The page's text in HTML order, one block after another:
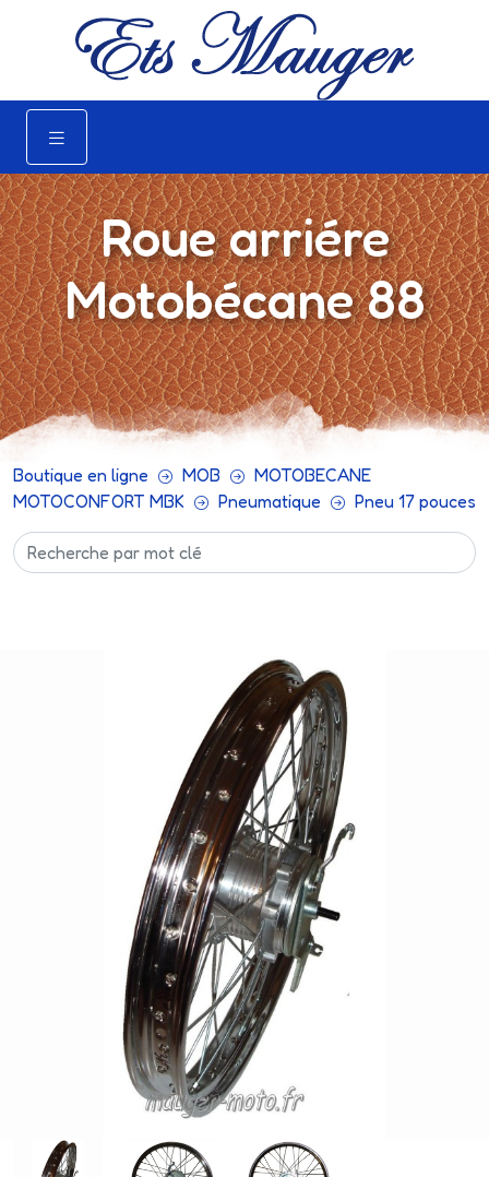
Roue arriére
Motobécane 88
Boutique en ligne MOB
MOTOBECANE
MOTOCONFORT MBK
Pneumatique Pneu 17 pouces